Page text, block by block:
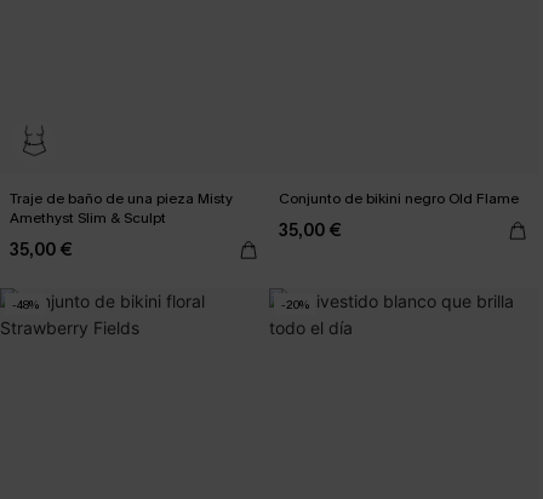
Traje de baño de una pieza Misty
Amethyst Slim & Sculpt
35,00 €
Conjunto de bikini negro Old Flame
35,00 €
-48% -20%